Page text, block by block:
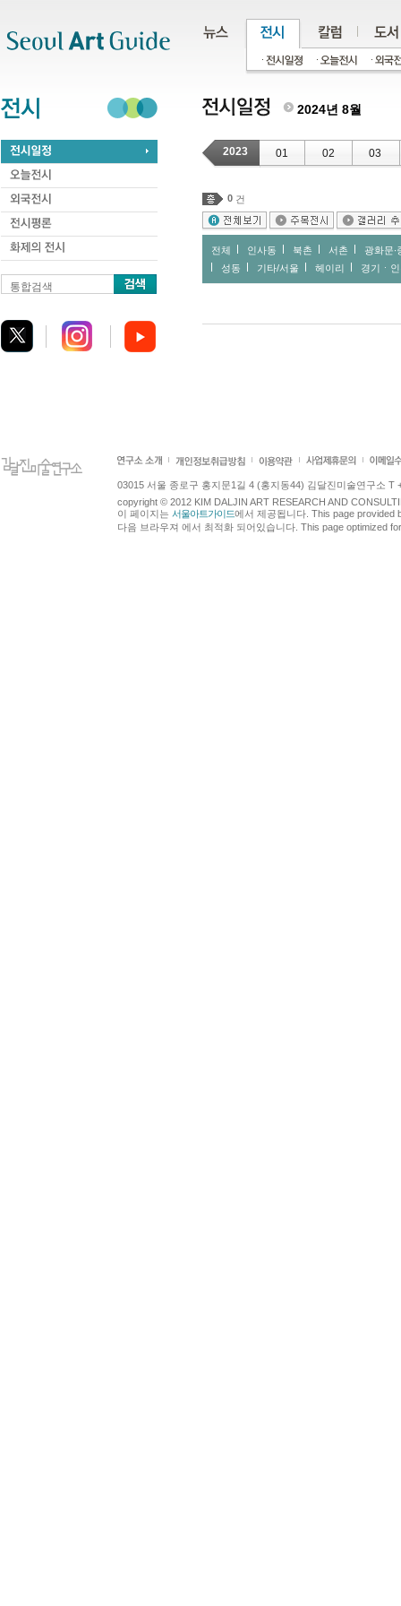
통합검색
2024년 8월
2023 01 02 03
0 건
전체 인사동 북촌 서촌
광화문∙
성동
기타/서울 헤이리 경기ㆍ
03015 서울 종로구 홍지문1길 4 (홍지동44) 김달진미술연구소 T
copyright © 2012 KIM DALJIN ART RESEARCH AND
이 페이지는 서울아트가이드에서 제공됩니다. This page provided
다음 브라우져 에서 최적화 되어있습니다. This page optimized